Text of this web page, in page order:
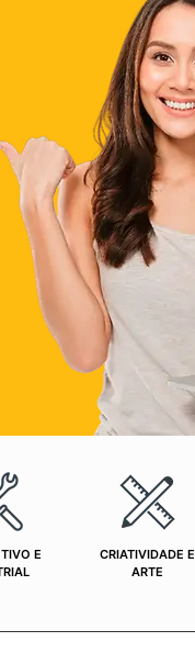
E
CRIATIVIDADE E
ARTE